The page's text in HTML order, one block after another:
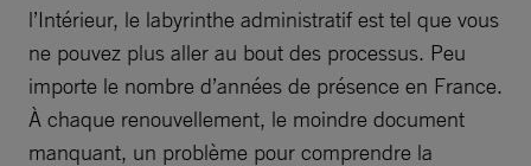
l’Intérieur, le labyrinthe administratif est tel que vous
ne pouvez plus aller au bout des processus. Peu
importe le nombre d’années de présence en France.
À chaque renouvellement, le moindre document
manquant, un problème pour comprendre la